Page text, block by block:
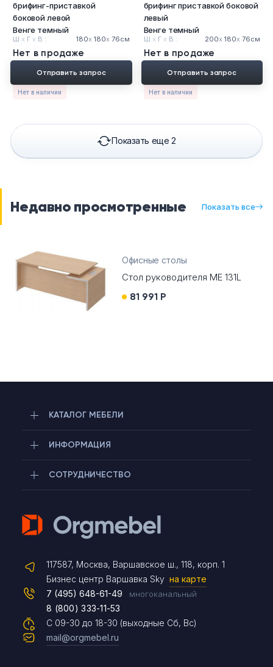
брифинг-приставкой
боковой левой
Венге темный
Ш х Г х В : 180х180х76см
Нет в продаже
Нет в наличии
Отправить запрос
брифинг приставкой боковой
левый
Венге темный
Ш х Г х В : 200х 180х 76см
Нет в продаже
Нет в наличии
Отправить запрос
Показать еще 2
Недавно просмотренные Показать все
Офисные столы
Стол руководителя МЕ 131L
81 991 Р
КАТАЛОГ МЕБЕЛИ
ИНФОРМАЦИЯ
СОТРУДНИЧЕСТВО
117587, Москва, Варшавское ш., 118, корп. 1
Бизнес центр Варшавка Sky на карте
С 09-30 до 18-30 (выходные Сб, Вс)
7 (495) 648-61-49 многоканальный
8 (800) 333-11-53
mail@orgmebel.ru
Telegram
Max
Чат на сайте